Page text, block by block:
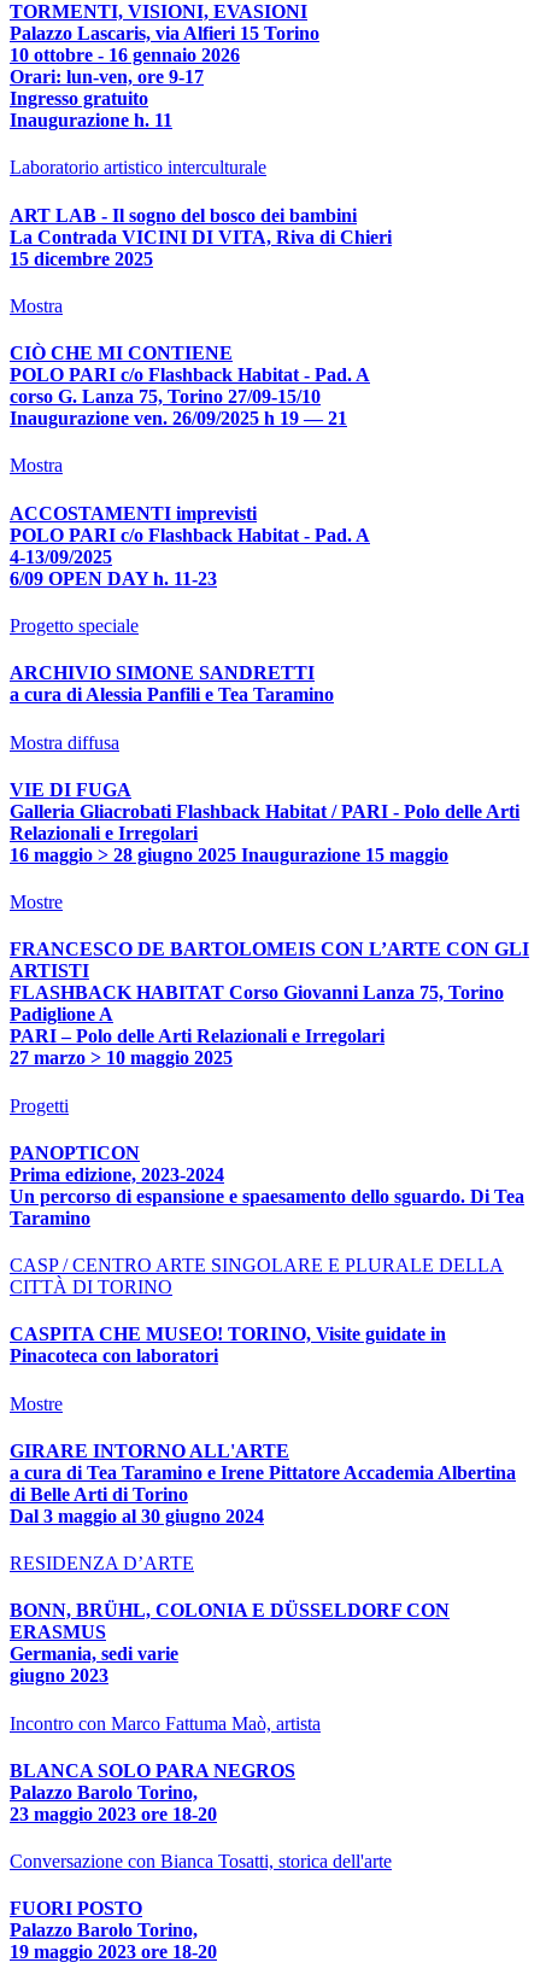
TORMENTI, VISIONI, EVASIONI
Palazzo Lascaris, via Alfieri 15 Torino
10 ottobre - 16 gennaio 2026
Orari: lun-ven, ore 9-17
Ingresso gratuito
Inaugurazione h. 11
Laboratorio artistico interculturale
ART LAB - Il sogno del bosco dei bambini
La Contrada VICINI DI VITA, Riva di Chieri
15 dicembre 2025
Mostra
CIÒ CHE MI CONTIENE
POLO PARI c/o Flashback Habitat - Pad. A
corso G. Lanza 75, Torino 27/09-15/10
Inaugurazione ven. 26/09/2025 h 19 — 21
Mostra
ACCOSTAMENTI imprevisti
POLO PARI c/o Flashback Habitat - Pad. A
4-13/09/2025
6/09 OPEN DAY h. 11-23
Progetto speciale
ARCHIVIO SIMONE SANDRETTI
a cura di Alessia Panfili e Tea Taramino
Mostra diffusa
VIE DI FUGA
Galleria Gliacrobati Flashback Habitat / PARI - Polo delle Arti
Relazionali e Irregolari
16 maggio > 28 giugno 2025 Inaugurazione 15 maggio
Mostre
FRANCESCO DE BARTOLOMEIS CON L’ARTE CON GLI
ARTISTI
FLASHBACK HABITAT Corso Giovanni Lanza 75, Torino
Padiglione A
PARI – Polo delle Arti Relazionali e Irregolari
27 marzo > 10 maggio 2025
Progetti
PANOPTICON
Prima edizione, 2023-2024
Un percorso di espansione e spaesamento dello sguardo. Di Tea
Taramino
CASP / CENTRO ARTE SINGOLARE E PLURALE DELLA
CITTÀ DI TORINO
CASPITA CHE MUSEO! TORINO, Visite guidate in
Pinacoteca con laboratori
Mostre
GIRARE INTORNO ALL'ARTE
a cura di Tea Taramino e Irene Pittatore Accademia Albertina
di Belle Arti di Torino
Dal 3 maggio al 30 giugno 2024
RESIDENZA D’ARTE
BONN, BRÜHL, COLONIA E DÜSSELDORF CON
ERASMUS
Germania, sedi varie
giugno 2023
Incontro con Marco Fattuma Maò, artista
BLANCA SOLO PARA NEGROS
Palazzo Barolo Torino,
23 maggio 2023 ore 18-20
Conversazione con Bianca Tosatti, storica dell'arte
FUORI POSTO
Palazzo Barolo Torino,
19 maggio 2023 ore 18-20